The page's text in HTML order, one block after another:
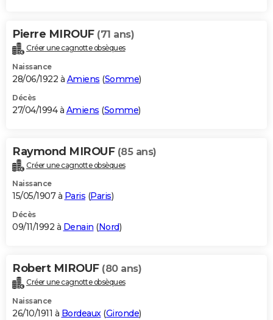
Pierre MIROUF (71 ans)
Créer une cagnotte obsèques
Naissance
28/06/1922 à Amiens (Somme)
Décès
27/04/1994 à Amiens (Somme)
Raymond MIROUF (85 ans)
Créer une cagnotte obsèques
Naissance
15/05/1907 à Paris (Paris)
Décès
09/11/1992 à Denain (Nord)
Robert MIROUF (80 ans)
Créer une cagnotte obsèques
Naissance
26/10/1911 à Bordeaux(Gironde)